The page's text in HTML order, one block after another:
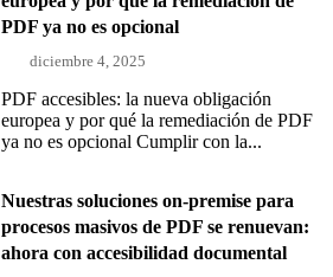
PDF ya no es opcional
diciembre 4, 2025
PDF accesibles: la nueva obligación
europea y por qué la remediación de PDF
ya no es opcional Cumplir con la...
Nuestras soluciones on-premise para
procesos masivos de PDF se renuevan:
ahora con accesibilidad documental